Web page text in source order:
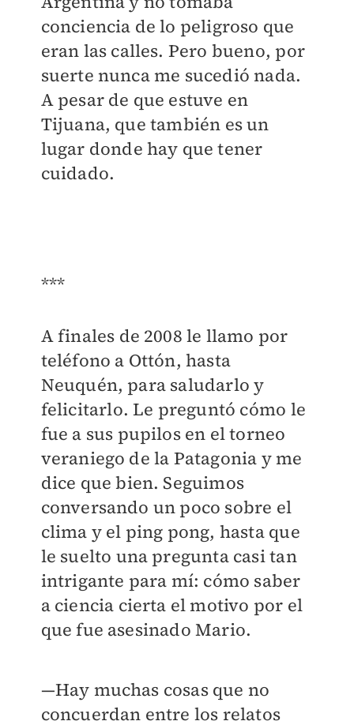
conciencia de lo peligroso que
eran las calles. Pero bueno, por
suerte nunca me sucedió nada.
A pesar de que estuve en
Tijuana, que también es un
lugar donde hay que tener
cuidado.
***
A finales de 2008 le llamo por
teléfono a Ottón, hasta
Neuquén, para saludarlo y
felicitarlo. Le preguntó cómo le
fue a sus pupilos en el torneo
veraniego de la Patagonia y me
dice que bien. Seguimos
conversando un poco sobre el
clima y el ping pong, hasta que
le suelto una pregunta casi tan
intrigante para mí: cómo saber
a ciencia cierta el motivo por el
que fue asesinado Mario.
—Hay muchas cosas que no
concuerdan entre los relatos